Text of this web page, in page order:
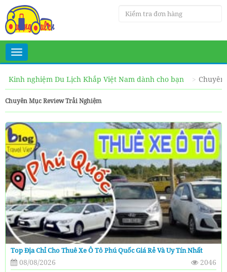
Toggle
navigation
Kinh nghiệm Du Lịch Khắp Việt Nam dành cho bạn
Chuyên Mục Review Trải Nghiệm
Top Địa Chỉ Cho Thuê Xe Ô Tô Phú Quốc Giá Rẻ Và Uy Tín Nhất
08/08/2026
2046